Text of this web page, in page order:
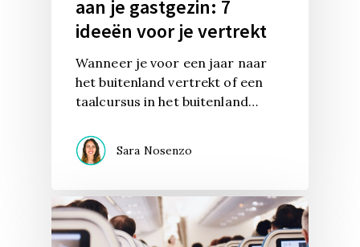
aan je gastgezin: 7
ideeën voor je vertrekt
Wanneer je voor een jaar naar
het buitenland vertrekt of een
taalcursus in het buitenland…
Sara Nosenzo